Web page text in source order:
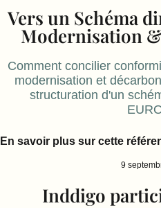
Vers un Schéma
Modernisation
Comment concilier
modernisation et
structuration d'un
En savoir plus sur cette
9
Inddigo